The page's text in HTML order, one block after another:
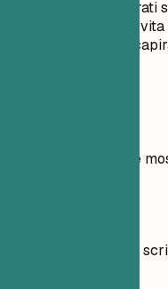
quotidiana;
risultati misurabili.
del tuo settore non
Esempio pratico che
Gestito casi di test e